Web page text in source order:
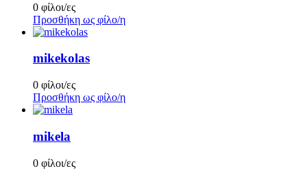
0 φίλοι/ες
Προσθήκη ως φίλο/η
mikekolas
0 φίλοι/ες
Προσθήκη ως φίλο/η
mikela
0 φίλοι/ες